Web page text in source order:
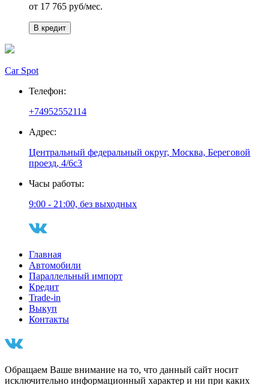
от 17 765 руб/мес.
В кредит
Car Spot
Телефон:
+74952552114
Адрес:
Центральный федеральный округ, Москва, Береговой
проезд, 4/6с3
Часы работы:
9:00 - 21:00, без выходных
Главная
Автомобили
Параллельный импорт
Кредит
Trade-in
Выкуп
Контакты
Обращаем Ваше внимание на то, что данный сайт носит
исключительно информационный характер и ни при каких